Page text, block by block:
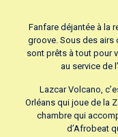
Fanfare déjantée à la
groove. Sous des airs
sont prêts à tout pour
au service de
Lazcar Volcano,
Orléans qui joue de la
chambre qui
d’Afrobeat